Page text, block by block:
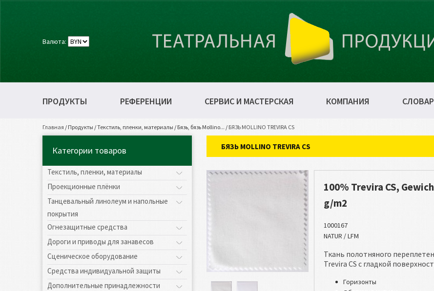
Валюта:
ПРОДУКТЫ РЕФЕРЕНЦИИ СЕРВИС И МАСТЕРСКАЯ КОМПАНИЯ
Главная / Продукты /Текстиль, пленки, материалы / Бязь, бязь Mollino... / БЯЗЬ MOLLINO TREVIRA CS
Категории товаров
Текстиль, пленки, материалы
Проекционные плёнки
Танцевальный линолеум и напольные
покрытия
Огнезащитные средства
Дороги и приводы для занавесов
Сценическое оборудование
Средства индивидуальной защиты
Дополнительные принадлежности
БЯЗЬ MOLLINO TREVIRA CS
100% Trevira CS,
g/m2
1000167
NATUR / LFM
Ткань полотняного
Trevira CS с гладкой
Горизонты